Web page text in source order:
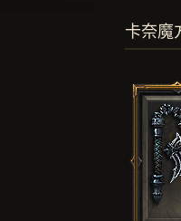
卡奈魔